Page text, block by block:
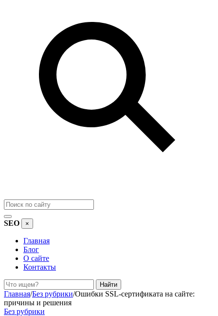
SEO ×
Главная
Блог
О сайте
Контакты
Поиск
Найти
Главная/Без рубрики/Ошибки SSL-сертификата на сайте:
причины и решения
Без рубрики